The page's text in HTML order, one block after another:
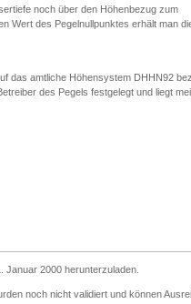
noch über den Höhenbezug zum
Wert des Pegelnullpunktes erhält man
das amtliche Höhensystem DHHN92
des Pegels festgelegt und liegt
Januar 2000 herunterzuladen.
noch nicht validiert und können